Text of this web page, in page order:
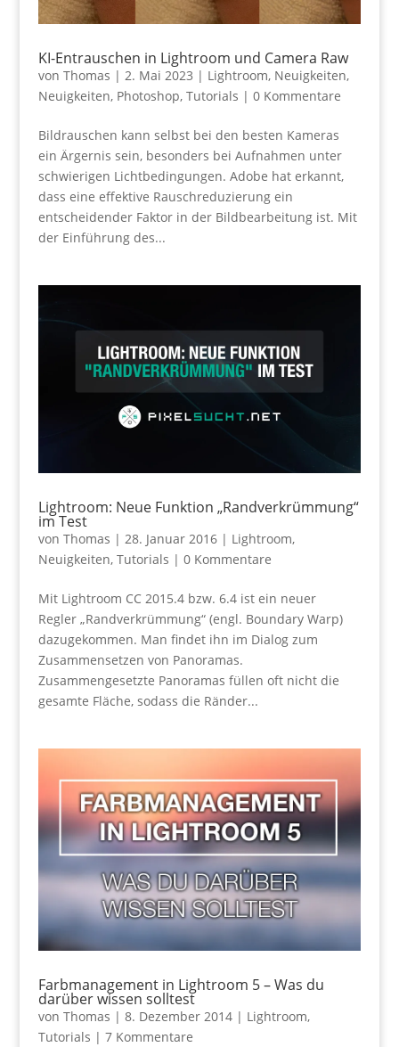
KI-Entrauschen in Lightroom und Camera Raw
von Thomas | 2. Mai 2023 | Lightroom, Neuigkeiten,
Neuigkeiten, Photoshop, Tutorials | 0 Kommentare
Bildrauschen kann selbst bei den besten Kameras
ein Ärgernis sein, besonders bei Aufnahmen unter
schwierigen Lichtbedingungen. Adobe hat erkannt,
dass eine effektive Rauschreduzierung ein
entscheidender Faktor in der Bildbearbeitung ist. Mit
der Einführung des...
Lightroom: Neue Funktion „Randverkrümmung“
im Test
von Thomas | 28. Januar 2016| Lightroom,
Neuigkeiten, Tutorials | 0 Kommentare
Mit Lightroom CC 2015.4 bzw. 6.4 ist ein neuer
Regler „Randverkrümmung“ (engl. Boundary Warp)
dazugekommen. Man findet ihn im Dialog zum
Zusammensetzen von Panoramas.
Zusammengesetzte Panoramas füllen oft nicht die
gesamte Fläche, sodass die Ränder...
Farbmanagement in Lightroom 5 – Was du
darüber wissen solltest
von Thomas | 8. Dezember 2014| Lightroom,
Tutorials | 7 Kommentare